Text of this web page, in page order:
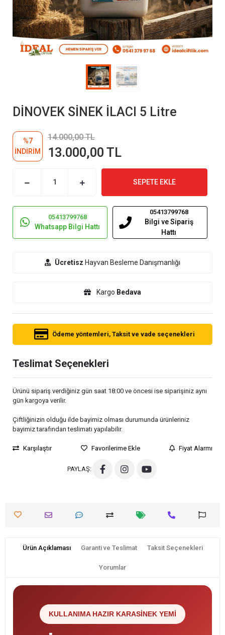
DİNOVEK SİNEK İLACI 5 Litre
%7
İNDİRİM
14.000,00 TL
13.000,00 TL
SEPETE EKLE
05413799768
Whatsapp Bilgi Hattı
05413799768
Bilgi ve Sipariş
Hattı
Ücretisz Hayvan Besleme Danışmanlığı
Kargo Bedava
Ödeme yöntemleri, Taksit ve vade seçenekleri
Teslimat Seçenekleri
Ürünü sipariş verdiğiniz gün saat 18:00 ve öncesi ise siparişiniz aynı
gün kargoya verilir.
Çiftliğinizin olduğu ilde bayimiz olması durumunda ürünleriniz
bayimiz tarafından teslimatı yapılabilir.
Karşılaştır Favorilerime Ekle Fiyat Alarmı
PAYLAŞ:
Ürün Açıklaması Garanti ve Teslimat Taksit Seçenekleri
Yorumlar
KULLANIMA HAZIR KARASİNEK YEMİ